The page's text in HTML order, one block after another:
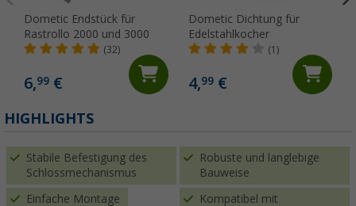
Dometic Endstück für
Rastrollo 2000 und 3000
(32)
6,99 €
Dometic Dichtung für
Edelstahlkocher
(1)
4,99€
HIGHLIGHTS
Stabile Befestigung des
Schlossmechanismus
Robuste und langlebige
Bauweise
Einfache Montage
Kompatibel mit